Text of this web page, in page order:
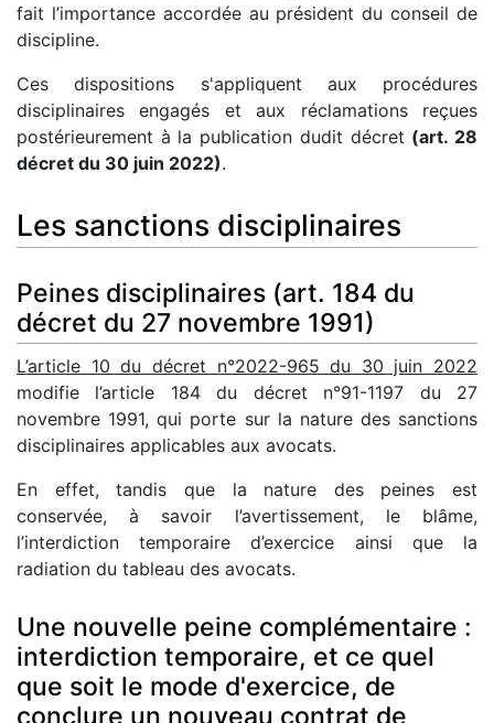
fait l’importance accordée au président du conseil de
discipline.
Ces dispositions s'appliquent aux procédures
disciplinaires engagés et aux réclamations reçues
postérieurement à la publication dudit décret (art. 28
décret du 30 juin 2022).
Les sanctions disciplinaires
Peines disciplinaires (art. 184 du
décret du 27 novembre 1991)
L’article 10 du décret n°2022-965 du 30 juin 2022
modifie l’article 184 du décret n°91-1197 du 27
novembre 1991, qui porte sur la nature des sanctions
disciplinaires applicables aux avocats.
En effet, tandis que la nature des peines est
conservée, à savoir l’avertissement, le blâme,
l’interdiction temporaire d’exercice ainsi que la
radiation du tableau des avocats.
Une nouvelle peine complémentaire :
interdiction temporaire, et ce quel
que soit le mode d'exercice, de
conclure un nouveau contrat de